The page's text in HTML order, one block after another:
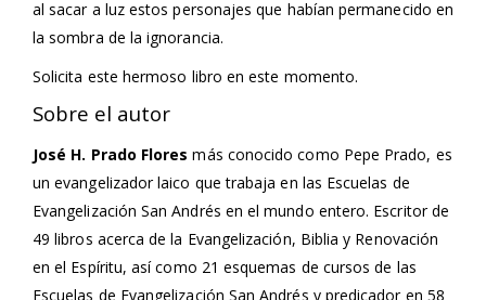
al sacar a luz estos personajes que habían permanecido en
la sombra de la ignorancia.
Solicita este hermoso libro en este momento.
Sobre el autor
José H. Prado Flores más conocido como Pepe Prado, es
un evangelizador laico que trabaja en las Escuelas de
Evangelización San Andrés en el mundo entero. Escritor de
49 libros acerca de la Evangelización, Biblia y Renovación
en el Espíritu, así como 21 esquemas de cursos de las
Escuelas de Evangelización San Andrés y predicador en 58